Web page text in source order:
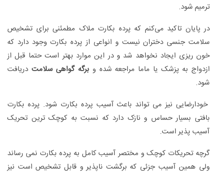
ترمیم شود.
در پایان تاکید می‌کنم که پرده بکارت ملاک مطمئنی برای تشخیص
سلامت جنسی دختران نیست و انواعی از پرده بکارت وجود دارد که
خون ریزی ایجاد نخواهد شد و در این موارد بهتر است حتما قبل از
ازدواج به پزشک یا ماما مراجعه شده و برگه گواهی سلامت دریافت
شود.
خودارضایی نیز می تواند باعث آسیب پرده بکارت شود. پرده بکارت
بافتی بسیار حساس و نازک دارد که نسبت به کوچک ترین تحریک
آسیب پذیر است.
گرچه تحریکات کوچک و مختصر آسیب کامل به پرده بکارت نمی رساند
ولی همین آسیب جزئی که برگشت ناپذیر و قابل تشخیص است نیز